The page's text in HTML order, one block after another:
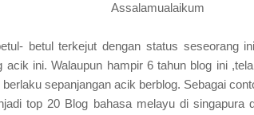
Assalamualaikum
betul terkejut dengan status seseorang
acik ini. Walaupun hampir 6 tahun blog ini
sepanjangan acik berblog. Sebagai
top 20 Blog bahasa melayu di singapura